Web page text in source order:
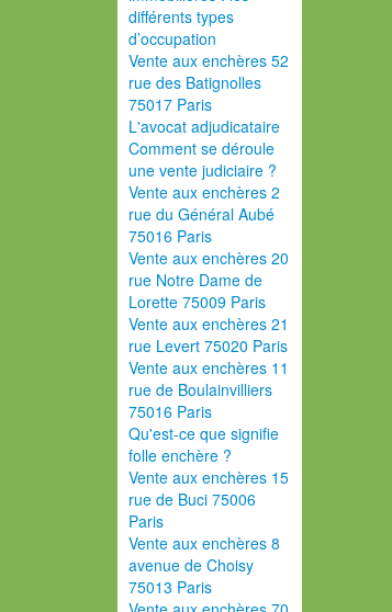
différents types
d’occupation
Vente aux enchères 52
rue des Batignolles
75017 Paris
L'avocat adjudicataire
Comment se déroule
une vente judiciaire ?
Vente aux enchères 2
rue du Général Aubé
75016 Paris
Vente aux enchères 20
rue Notre Dame de
Lorette 75009 Paris
Vente aux enchères 21
rue Levert 75020 Paris
Vente aux enchères 11
rue de Boulainvilliers
75016 Paris
Qu'est-ce que signifie
folle enchère ?
Vente aux enchères 15
rue de Buci 75006
Paris
Vente aux enchères 8
avenue de Choisy
75013 Paris